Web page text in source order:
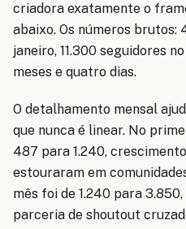
criadora exatamente o
abaixo. Os números brutos:
janeiro, 11.300 seguidores
meses e quatro dias.
O detalhamento mensal
que nunca é linear. No
487 para 1.240,
estouraram em
mês foi de 1.240 para
parceria de shoutout